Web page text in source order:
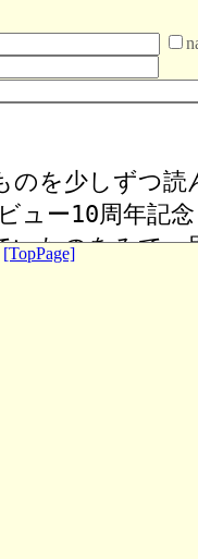
[TopPage]